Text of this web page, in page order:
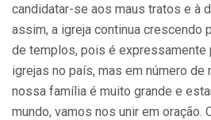
candidatar-se aos maus tratos e à
assim, a igreja continua crescendo
de templos, pois é expressamente
igrejas no país, mas em número de
nossa família é muito grande e
mundo, vamos nos unir em oração.